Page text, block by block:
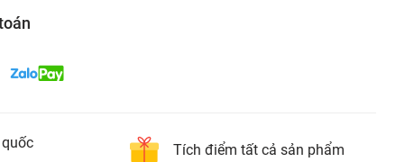
Tích điểm tất cả sản phẩm